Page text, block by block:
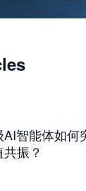
Agent 工作台
AI智能体如何
振？